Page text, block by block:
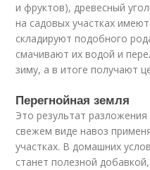
и фруктов), древесный
на садовых участках
складируют подобного
смачивают их водой и
зиму, а в итоге получают
Перегнойная земля
Это результат
свежем виде навоз
участках. В домашних
станет полезной